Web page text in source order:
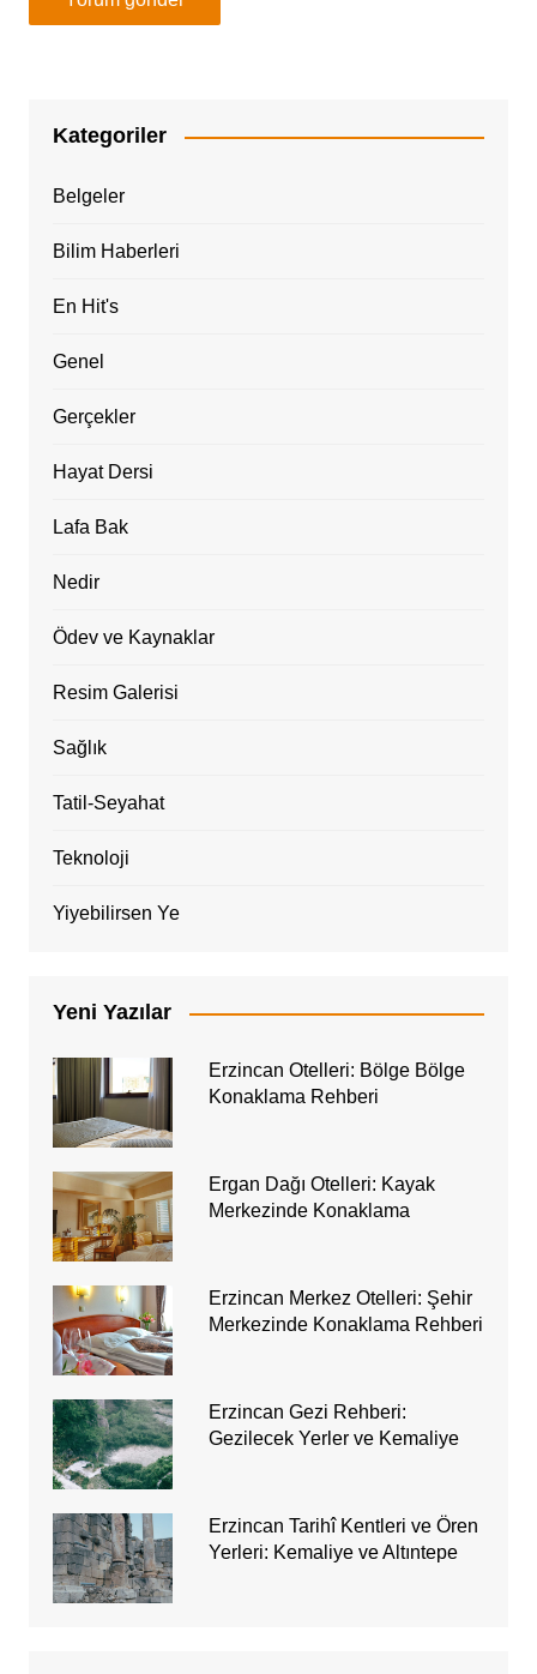
Kategoriler
Belgeler
Bilim Haberleri
En Hit's
Genel
Gerçekler
Hayat Dersi
Lafa Bak
Nedir
Ödev ve Kaynaklar
Resim Galerisi
Sağlık
Tatil-Seyahat
Teknoloji
Yiyebilirsen Ye
Yeni Yazılar
Erzincan Otelleri: Bölge Bölge
Konaklama Rehberi
Ergan Dağı Otelleri: Kayak
Merkezinde Konaklama
Erzincan Merkez Otelleri: Şehir
Merkezinde Konaklama Rehberi
Erzincan Gezi Rehberi:
Gezilecek Yerler ve Kemaliye
Erzincan Tarihî Kentleri ve Ören
Yerleri: Kemaliye ve Altıntepe